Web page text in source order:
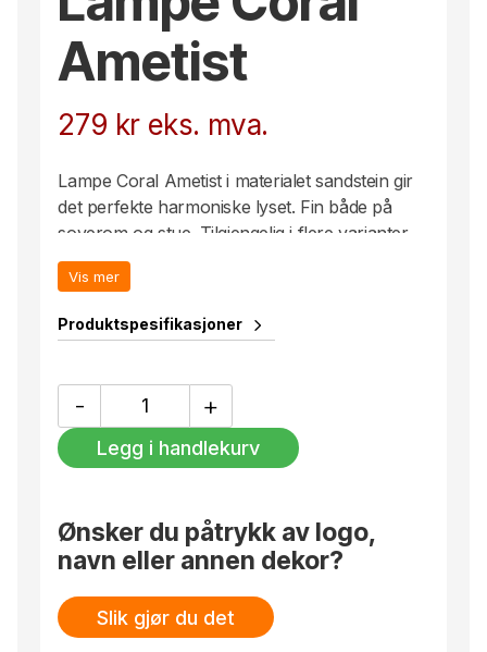
Ametist
279 kr eks. mva.
Lampe Coral Ametist i materialet sandstein gir
det perfekte harmoniske lyset. Fin både på
soverom og stue. Tilgjengelig i flere varianter
og modeller.
Vis mer
Produktspesifikasjoner
-
Coral
Ametist
antall
+
Legg i handlekurv
Ønsker du påtrykk av logo,
navn eller annen dekor?
Slik gjør du det